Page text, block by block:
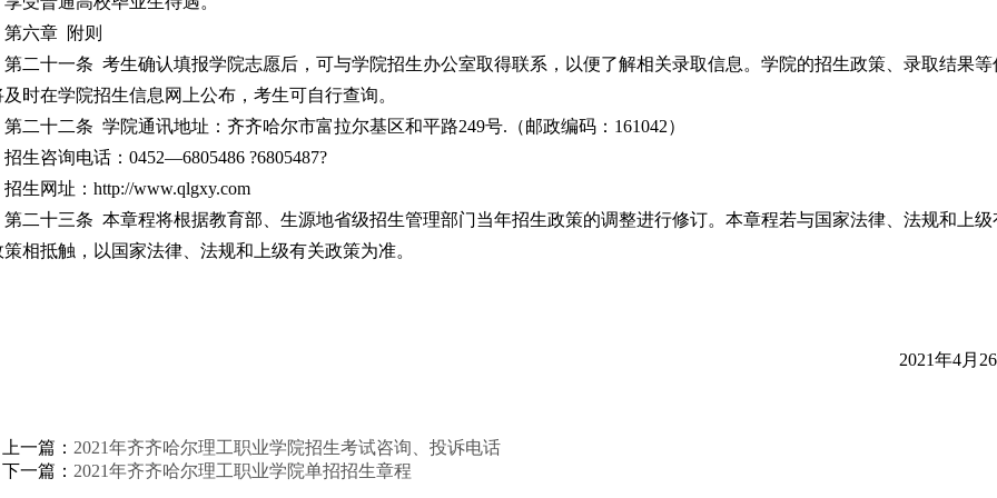
第六章 附则
第二十一条 考生确认填报学院志愿后，可与学院招生办公室取得联系，以便了解相关录取信息。学院的招生政策、录取结果等
及时在学院招生信息网上公布，考生可自行查询。
第二十二条 学院通讯地址：齐齐哈尔市富拉尔基区和平路249号.（邮政编码：161042）
招生咨询电话：0452—6805486 ?6805487?
招生网址：http://www.qlgxy.com
第二十三条 本章程将根据教育部、生源地省级招生管理部门当年招生政策的调整进行修订。本章程若与国家法律、法规和上级
策相抵触，以国家法律、法规和上级有关政策为准。
2021年4月26
上一篇： 2021年齐齐哈尔理工职业学院招生考试咨询、投诉电话
下一篇： 2021年齐齐哈尔理工职业学院单招招生章程